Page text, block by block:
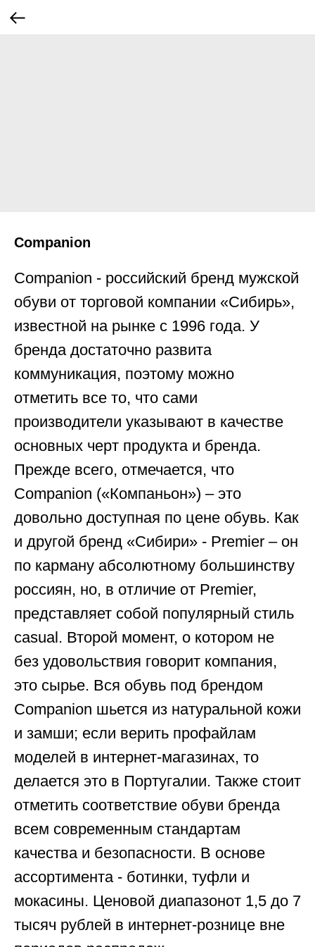
Companion
Companion - российский бренд мужской
обуви от торговой компании «Сибирь»,
известной на рынке с 1996 года. У
бренда достаточно развита
коммуникация, поэтому можно
отметить все то, что сами
производители указывают в качестве
основных черт продукта и бренда.
Прежде всего, отмечается, что
Companion («Компаньон») – это
довольно доступная по цене обувь. Как
и другой бренд «Сибири» - Premier – он
по карману абсолютному большинству
россиян, но, в отличие от Premier,
представляет собой популярный стиль
casual. Второй момент, о котором не
без удовольствия говорит компания,
это сырье. Вся обувь под брендом
Companion шьется из натуральной кожи
и замши; если верить профайлам
моделей в интернет-магазинах, то
делается это в Португалии. Также стоит
отметить соответствие обуви бренда
всем современным стандартам
качества и безопасности. В основе
ассортимента - ботинки, туфли и
мокасины. Ценовой диапазонот 1,5 до 7
тысяч рублей в интернет-рознице вне